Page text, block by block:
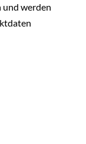
und werden